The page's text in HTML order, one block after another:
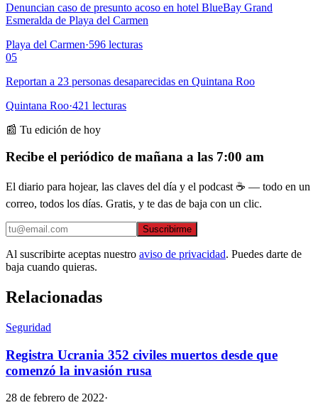
Denuncian caso de presunto acoso en hotel BlueBay Grand
Esmeralda de Playa del Carmen
Playa del Carmen·596 lecturas
05
Reportan a 23 personas desaparecidas en Quintana Roo
Quintana Roo·421 lecturas
📰 Tu edición de hoy
Recibe el periódico de mañana a las 7:00 am
El diario para hojear, las claves del día y el podcast ☕ — todo en un
correo, todos los días. Gratis, y te das de baja con un clic.
Suscribirme
Al suscribirte aceptas nuestro aviso de privacidad. Puedes darte de
baja cuando quieras.
Relacionadas
Seguridad
Registra Ucrania 352 civiles muertos desde que
comenzó la invasión rusa
28 de febrero de 2022·